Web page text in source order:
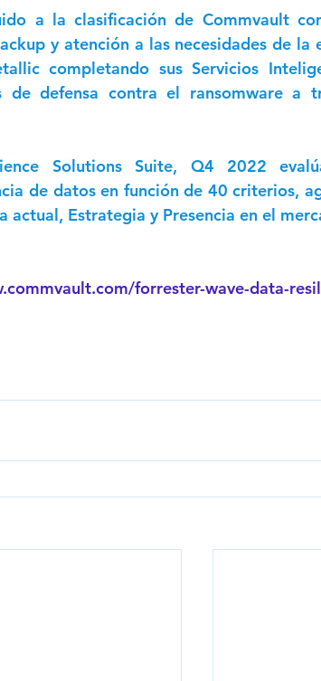
a la clasificación de Commvault
y atención a las necesidades de la
completando sus Servicios
de defensa contra el ransomware a
Solutions Suite, Q4 2022
de datos en función de 40 criterios,
Estrategia y Presencia en el
forrester-wave-data-